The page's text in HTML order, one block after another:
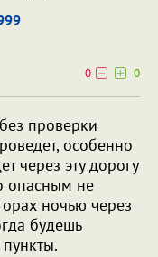
0
0
проверки
особенно
через эту дорогу
опасным не
ночью через
будешь